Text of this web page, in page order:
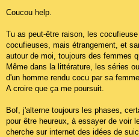
s
g
Coucou help.
Tu as peut-être raison, les
cocufieuses, mais étrangement, et
autour de moi, toujours des femmes
Même dans la littérature, les séries
d'un homme rendu cocu par sa femme.
A croire que ça me poursuit.
Bof, j'alterne toujours les phases,
pour être heureux, à essayer de voir
cherche sur internet des idées de